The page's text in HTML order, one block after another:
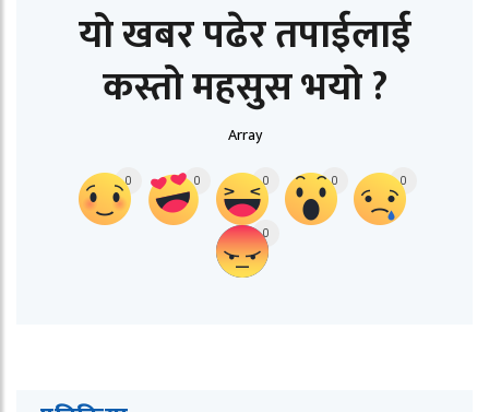
यो खबर पढेर तपाईलाई
कस्तो महसुस भयो ?
Array
0 0 0 0 0
0